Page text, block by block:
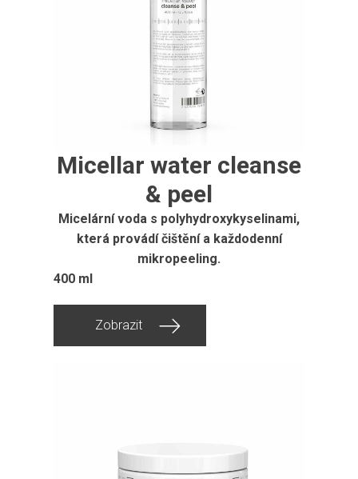
Micellar water cleanse
& peel
Micelární voda s polyhydroxykyselinami,
která provádí čištění a každodenní
mikropeeling.
400 ml
Zobrazit